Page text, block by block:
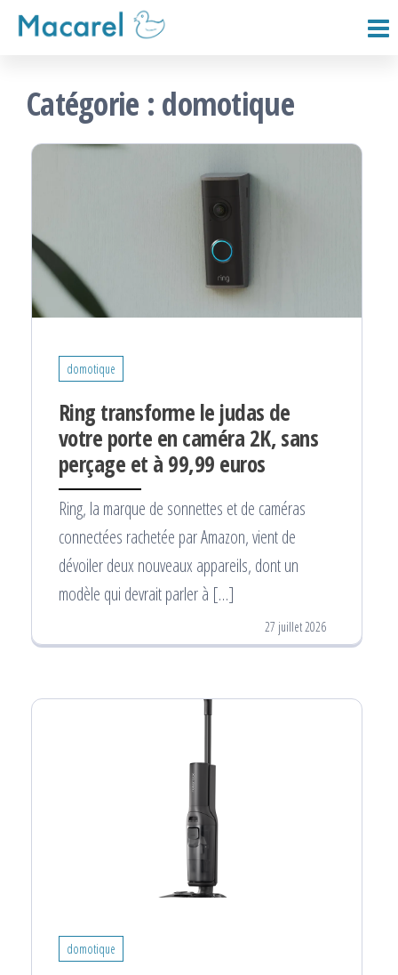
Passer
Catégorie : domotique
domotique
Ring transforme le judas de
votre porte en caméra 2K, sans
perçage et à 99,99 euros
Ring, la marque de sonnettes et de caméras
connectées rachetée par Amazon, vient de
dévoiler deux nouveaux appareils, dont un
modèle qui devrait parler à […]
27 juillet 2026
domotique